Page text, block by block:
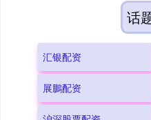
话
汇银配资
展鵬配资